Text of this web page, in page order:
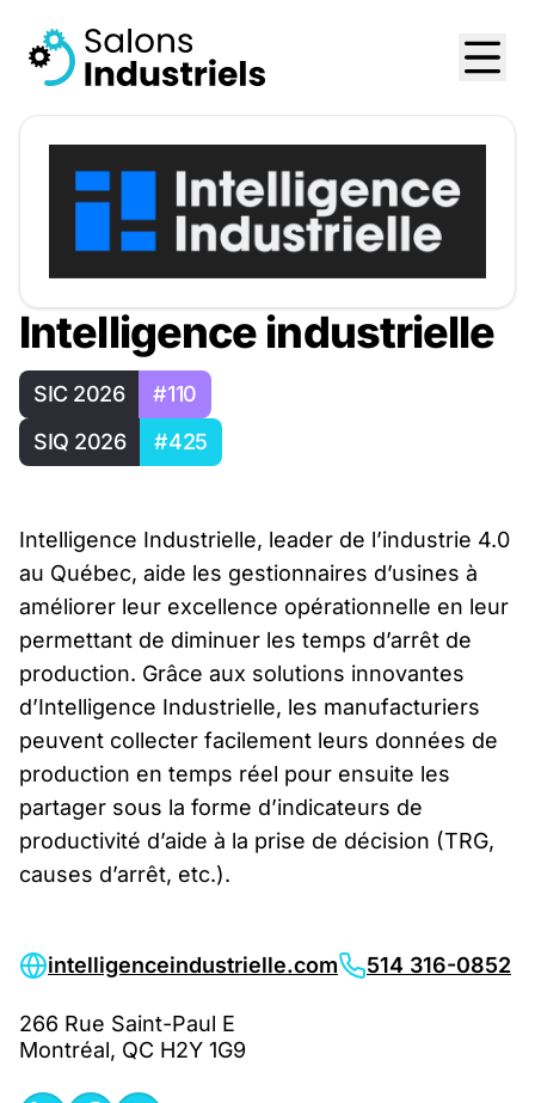
Intelligence industrielle
SIC 2026
#110
SIQ 2026
#425
Intelligence Industrielle, leader de l’industrie 4.0
au Québec, aide les gestionnaires d’usines à
améliorer leur excellence opérationnelle en leur
permettant de diminuer les temps d’arrêt de
production. Grâce aux solutions innovantes
d’Intelligence Industrielle, les manufacturiers
peuvent collecter facilement leurs données de
production en temps réel pour ensuite les
partager sous la forme d’indicateurs de
productivité d’aide à la prise de décision (TRG,
causes d’arrêt, etc.).
intelligenceindustrielle.com 514 316-0852
266 Rue Saint-Paul E
Montréal, QC H2Y 1G9